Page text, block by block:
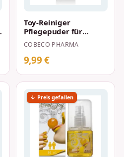
Toy-Reiniger
Pflegepuder für
Masturbatoren und
Latex
COBECO PHARMA
9,99 €
↓ Preis gefallen